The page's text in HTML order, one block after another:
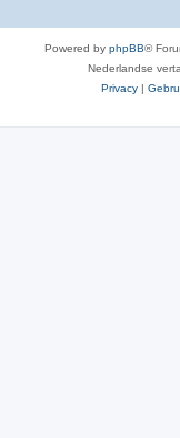
Powered by phpBB®
Nederlandse
Privacy |